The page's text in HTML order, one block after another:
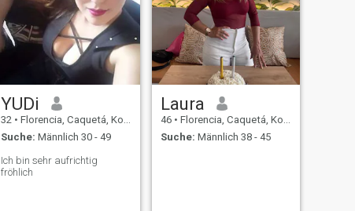
YUDi
32 • Florencia, Caquetá, Kolumbien
Suche: Männlich 30 - 49
Ich bin sehr aufrichtig
fröhlich
Laura
46 • Florencia, Caquetá, Kolumbien
Suche: Männlich 38 - 45